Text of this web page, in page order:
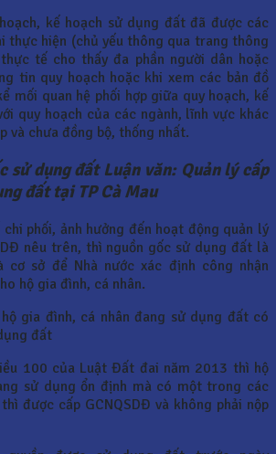
kế hoạch sử dụng đất đã được các
thực hiện (chủ yếu thông qua trang thông
tế cho thấy đa phần người dân hoặc
tin quy hoạch hoặc khi xem các bản đồ
mối quan hệ phối hợp giữa quy hoạch, kế
quy hoạch của các ngành, lĩnh vực khác
và chưa đồng bộ, thống nhất.
sử dụng đất Luận văn: Quản lý cấp
đất tại TP Cà Mau
phối, ảnh hưởng đến hoạt động quản lý
nêu trên, thì nguồn gốc sử dụng đất là
sở để Nhà nước xác định công nhận
hộ gia đình, cá nhân.
hộ gia đình, cá nhân đang sử dụng đất có
đất
100 của Luật Đất đai năm 2013 thì hộ
sử dụng ổn định mà có một trong các
được cấp GCNQSDĐ và không phải nộp